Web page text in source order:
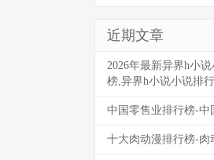
近期文章
2026年最新异界h小
榜,异界h小说小说排
中国零售业排行榜-
十大肉动漫排行榜-